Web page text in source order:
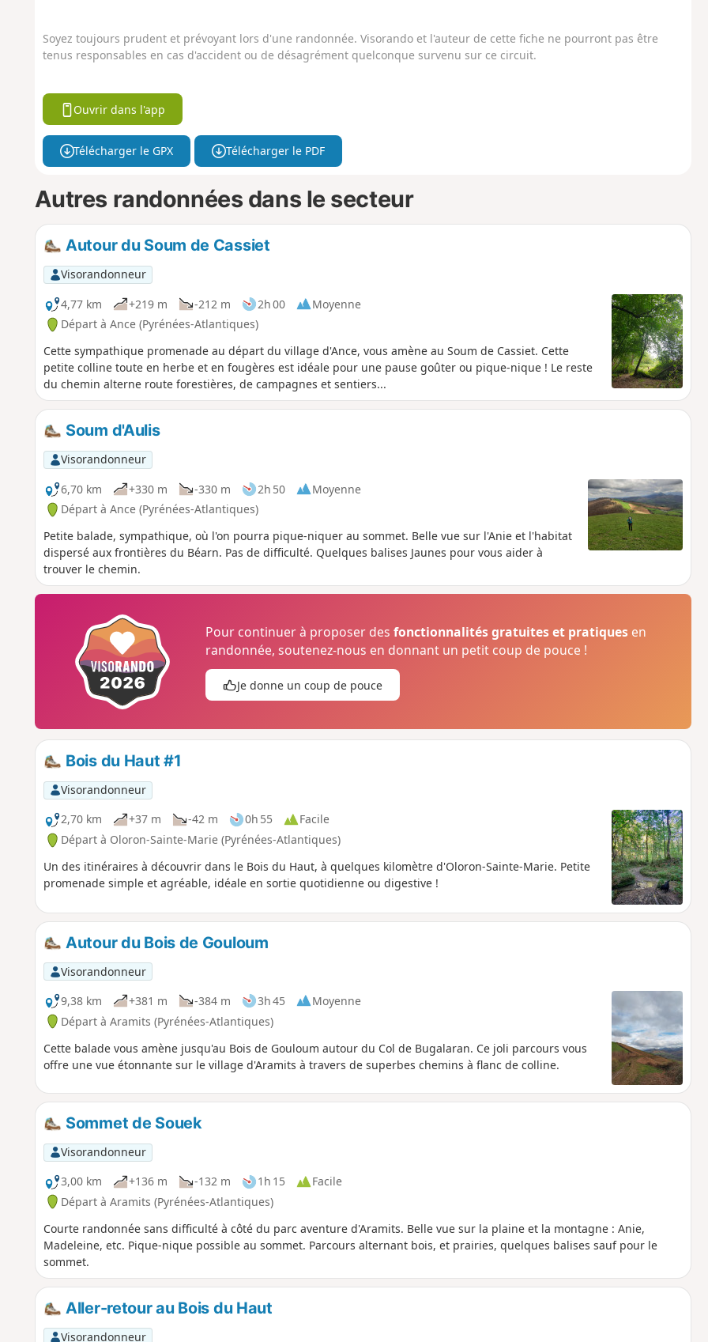
Soyez toujours prudent et prévoyant lors d'une randonnée. Visorando et l'auteur de cette fiche ne pourront pas être
tenus responsables en cas d'accident ou de désagrément quelconque survenu sur ce circuit.
Ouvrir dans l'app
Télécharger le GPX Télécharger le PDF
Autres randonnées dans le secteur
Autour du Soum de Cassiet
Visorandonneur
4,77 km
+219 m -212 m 2h 00
Moyenne
Départ à Ance (Pyrénées-Atlantiques)
Cette sympathique promenade au départ du village d'Ance, vous amène au Soum de Cassiet. Cette
petite colline toute en herbe et en fougères est idéale pour une pause goûter ou pique-nique ! Le reste
du chemin alterne route forestières, de campagnes et sentiers...
Soum d'Aulis
Visorandonneur
6,70 km
+330 m -330 m 2h 50
Moyenne
Départ à Ance (Pyrénées-Atlantiques)
Petite balade, sympathique, où l'on pourra pique-niquer au sommet. Belle vue sur l'Anie et l'habitat
dispersé aux frontières du Béarn. Pas de difficulté. Quelques balises Jaunes pour vous aider à
trouver le chemin.
Pour continuer à proposer desfonctionnalités gratuites et pratiques en
randonnée, soutenez-nous en donnant un petit coup de pouce !
Je donne un coup de pouce
Bois du Haut #1
Visorandonneur
2,70 km
+37 m -42 m 0h 55
Facile
Départ à Oloron-Sainte-Marie (Pyrénées-Atlantiques)
Un des itinéraires à découvrir dans le Bois du Haut, à quelques kilomètre d'Oloron-Sainte-Marie. Petite
promenade simple et agréable, idéale en sortie quotidienne ou digestive !
Autour du Bois de Gouloum
Visorandonneur
9,38 km
+381 m -384 m 3h 45
Moyenne
Départ à Aramits (Pyrénées-Atlantiques)
Cette balade vous amène jusqu'au Bois de Gouloum autour du Col de Bugalaran. Ce joli parcours vous
offre une vue étonnante sur le village d'Aramits à travers de superbes chemins à flanc de colline.
Sommet de Souek
Visorandonneur
3,00 km
+136 m -132 m 1h 15
Facile
Départ à Aramits (Pyrénées-Atlantiques)
Courte randonnée sans difficulté à côté du parc aventure d'Aramits. Belle vue sur la plaine et la montagne : Anie,
Madeleine, etc. Pique-nique possible au sommet. Parcours alternant bois, et prairies, quelques balises sauf pour le
sommet.
Aller-retour au Bois du Haut
Visorandonneur